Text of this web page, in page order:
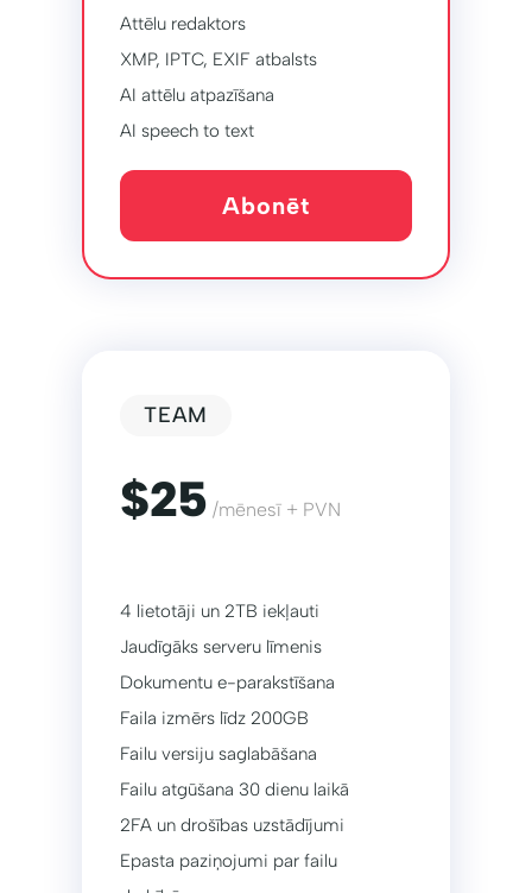
Attēlu redaktors
XMP, IPTC, EXIF ​​atbalsts
AI attēlu atpazīšana
AI speech to text
Abonēt
TEAM
$25 /mēnesī + PVN
4 lietotāji un 2TB iekļauti
Jaudīgāks serveru līmenis
Dokumentu e-parakstīšana
Faila izmērs līdz 200GB
Failu versiju saglabāšana
Failu atgūšana 30 dienu laikā
2FA un drošības uzstādījumi
Epasta paziņojumi par failu